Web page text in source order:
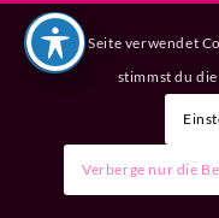
Diese Seite verwendet
stimmst du
Verberge nur die